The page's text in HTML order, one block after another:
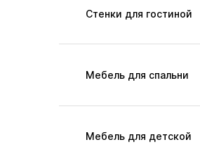
Стенки для гостиной
Мебель для спальни
Мебель для детской